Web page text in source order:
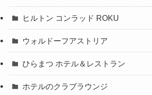
ヒルトン コンラッド ROKU
ウォルドーフアストリア
ひらまつ ホテル＆レストラン
ホテルのクラブラウンジ